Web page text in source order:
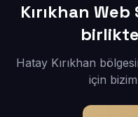
Kırıkhan Web
Hatay Kırıkhan
için